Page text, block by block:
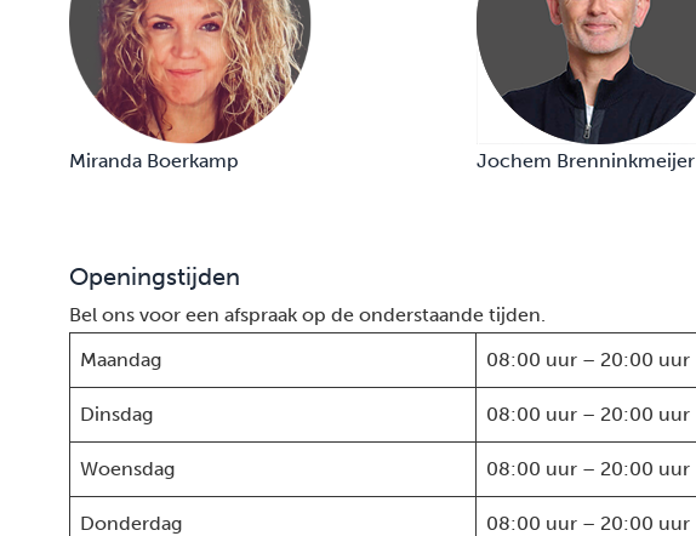
Miranda Boerkamp Jochem Brenninkmeijer
Openingstijden
Bel ons voor een afspraak op de onderstaande tijden.
Maandag
08:00 uur – 20:00 uur
Dinsdag 08:00 uur – 20:00 uur
Woensdag 08:00 uur – 20:00 uur
Donderdag 08:00 uur – 20:00 uur